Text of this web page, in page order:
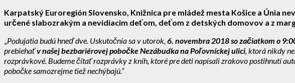
Karpatský Euroregión Slovensko, Knižnica pre mládež mesta Košice a Únia
určené slabozrakým a nevidiacim deťom, deťom z detských domovov a z
Podujatia budú hneď dve. Uskutočnia sa v utorok, 6. novembra 2018 so začiatkom o
prebiehaťv našej bezbariérovej pobočke Nezábudka na Poľovníckej ulici , ktorá nikdy
rozprávkové. Budeme čítať rozprávky z kníh, ktoré pre deti napísali zrakovo postihnutí
pobočke samozrejme tiež nechýbajú.“